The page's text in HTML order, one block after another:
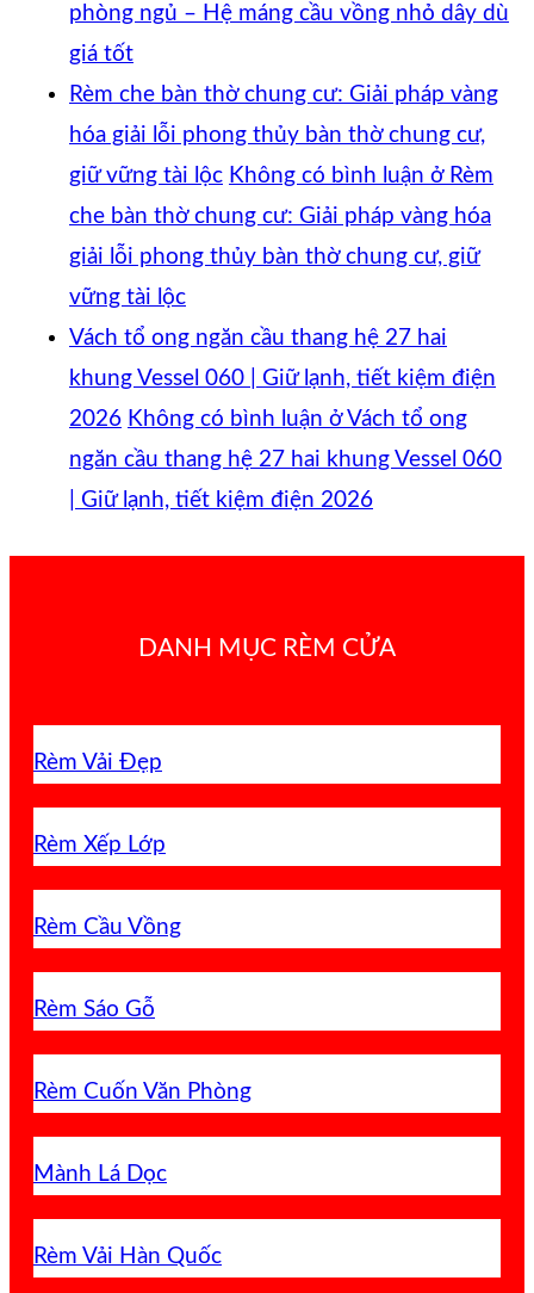
phòng ngủ – Hệ máng cầu vồng nhỏ dây dù
giá tốt
Rèm che bàn thờ chung cư: Giải pháp vàng
hóa giải lỗi phong thủy bàn thờ chung cư,
giữ vững tài lộc Không có bình luận ở Rèm
che bàn thờ chung cư: Giải pháp vàng hóa
giải lỗi phong thủy bàn thờ chung cư, giữ
vững tài lộc
Vách tổ ong ngăn cầu thang hệ 27 hai
khung Vessel 060 | Giữ lạnh, tiết kiệm điện
2026 Không có bình luận ở Vách tổ ong
ngăn cầu thang hệ 27 hai khung Vessel 060
| Giữ lạnh, tiết kiệm điện 2026
DANH MỤC RÈM CỬA
Rèm Vải Đẹp
Rèm Xếp Lớp
Rèm Cầu Vồng
Rèm Sáo Gỗ
Rèm Cuốn Văn Phòng
Mành Lá Dọc
Rèm Vải Hàn Quốc